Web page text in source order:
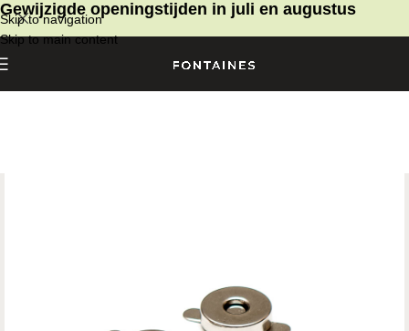
Skip to navigation
Skip to main content
Gewijzigde openingstijden in juli en augustus